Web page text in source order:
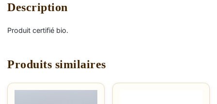
Description
Produit certifié bio.
Produits similaires